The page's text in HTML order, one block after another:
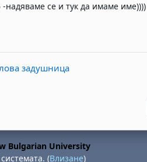
-надяваме се и тук да имаме име))))
задушница
Bulgarian University
(Влизане)